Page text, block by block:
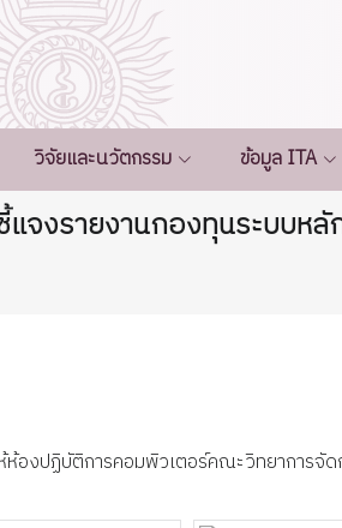
วิจัยและนวัตกรรม ข้อมูล ITA
แจงรายงานกองทุนระบบห
องปฏิบัติการคอมพิวเตอร์คณะวิทยาการจั